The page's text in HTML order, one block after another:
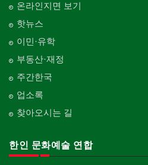
온라인지면 보기
핫뉴스
이민·유학
부동산·재정
주간한국
업소록
찾아오시는 길
한인 문화예술 연합